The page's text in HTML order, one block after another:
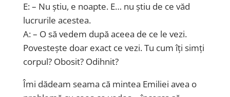
E: – Nu știu, e noapte. E… nu știu de ce văd
lucrurile acestea.
A: – O să vedem după aceea de ce le vezi.
Povestește doar exact ce vezi. Tu cum îți simți
corpul? Obosit? Odihnit?
Îmi dădeam seama că mintea Emiliei avea o